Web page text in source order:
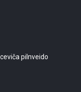
pilnveido